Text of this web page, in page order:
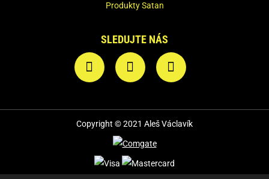
Produkty Satan
SLEDUJTE NÁS
Copyright © 2021 Aleš Václavík